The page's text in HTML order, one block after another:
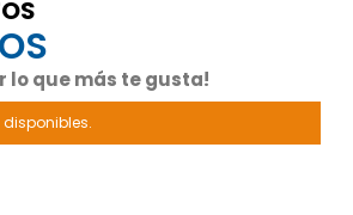
lo que más te gusta!